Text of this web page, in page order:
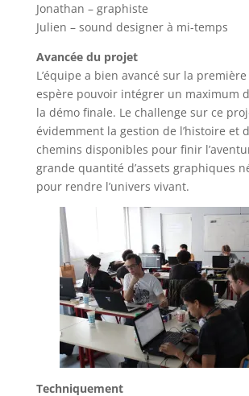
Jonathan – graphiste
Julien – sound designer à mi-temps
Avancée du projet
L’équipe a bien avancé sur la
espère pouvoir intégrer un maximum
la démo finale. Le challenge sur ce
évidemment la gestion de l’histoire et
chemins disponibles pour finir
grande quantité d’assets graphiques
pour rendre l’univers vivant.
Techniquement